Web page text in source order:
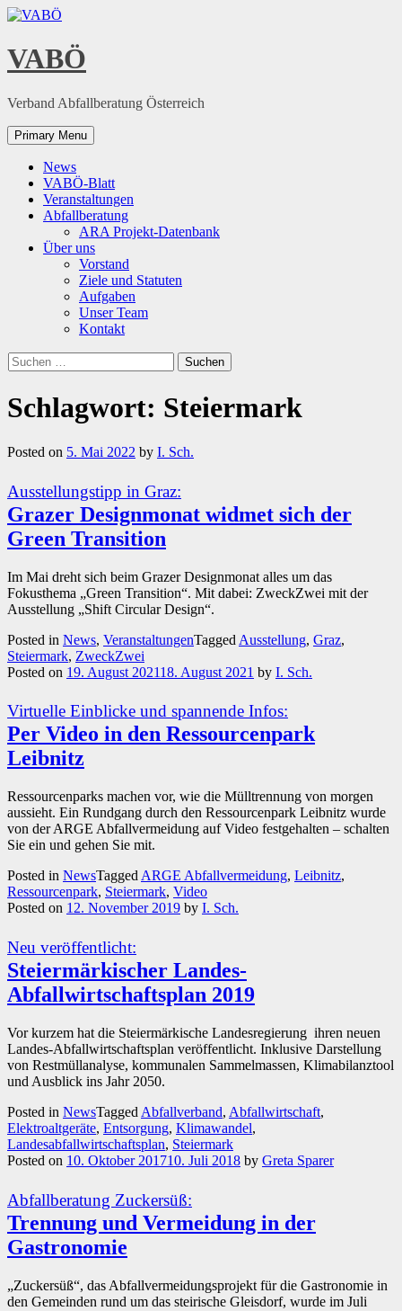
Skip
content
VABÖ
Verband Abfallberatung Österreich
Primary Menu
News
VABÖ-Blatt
Veranstaltungen
Abfallberatung
ARA Projekt-Datenbank
Über uns
Vorstand
Ziele und Statuten
Aufgaben
Unser Team
Kontakt
Suchen
nach:
Schlagwort: Steiermark
Posted on 5. Mai 2022 by I. Sch.
Ausstellungstipp in Graz:
Grazer Designmonat widmet sich der
Green Transition
Im Mai dreht sich beim Grazer Designmonat alles um das
Fokusthema „Green Transition“. Mit dabei: ZweckZwei mit der
Ausstellung „Shift Circular Design“.
Posted in News, VeranstaltungenTagged Ausstellung, Graz,
Steiermark, ZweckZwei
Posted on 19. August 202118. August 2021 by I. Sch.
Virtuelle Einblicke und spannende Infos:
Per Video in den Ressourcenpark
Leibnitz
Ressourcenparks machen vor, wie die Mülltrennung von morgen
aussieht. Ein Rundgang durch den Ressourcenpark Leibnitz wurde
von der ARGE Abfallvermeidung auf Video festgehalten – schalten
Sie ein und gehen Sie mit.
Posted in NewsTagged ARGE Abfallvermeidung, Leibnitz,
Ressourcenpark, Steiermark, Video
Posted on 12. November 2019 by I. Sch.
Neu veröffentlicht:
Steiermärkischer Landes-
Abfallwirtschaftsplan 2019
Vor kurzem hat die Steiermärkische Landesregierung ihren neuen
Landes-Abfallwirtschaftsplan veröffentlicht. Inklusive Darstellung
von Restmüllanalyse, kommunalen Sammelmassen, Klimabilanztool
und Ausblick ins Jahr 2050.
Posted in NewsTagged Abfallverband, Abfallwirtschaft,
Elektroaltgeräte, Entsorgung, Klimawandel,
Landesabfallwirtschaftsplan, Steiermark
Posted on 10. Oktober 201710. Juli 2018 by Greta Sparer
Abfallberatung Zuckersüß:
Trennung und Vermeidung in der
Gastronomie
„Zuckersüß“, das Abfallvermeidungsprojekt für die Gastronomie in
den Gemeinden rund um das steirische Gleisdorf, wurde im Juli